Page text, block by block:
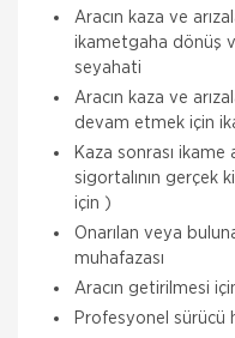
Aracın kaza ve
ikametgaha dönüş
seyahati
Aracın kaza ve
devam etmek için
Kaza sonrası
sigortalının gerçek
için )
Onarılan veya
muhafazası
Aracın getirilmesi
Profesyonel sürücü